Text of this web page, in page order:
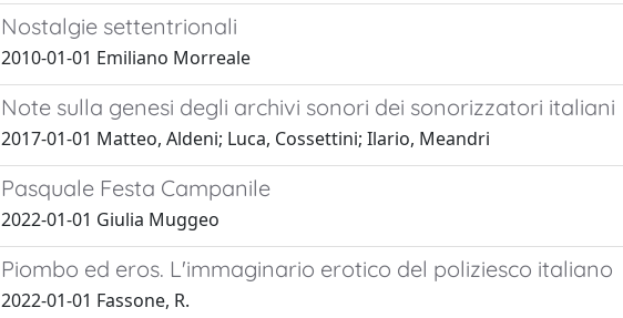
Nostalgie settentrionali
2010-01-01 Emiliano Morreale
Note sulla genesi degli archivi sonori dei sonorizzatori italiani
2017-01-01 Matteo, Aldeni; Luca, Cossettini; Ilario, Meandri
Pasquale Festa Campanile
2022-01-01 Giulia Muggeo
Piombo ed eros. L'immaginario erotico del poliziesco italiano
2022-01-01 Fassone, R.